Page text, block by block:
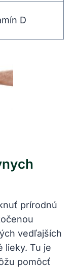
D
⁢prírodnú
vedľajších⁣
lieky. Tu je‌
pomôcť‍